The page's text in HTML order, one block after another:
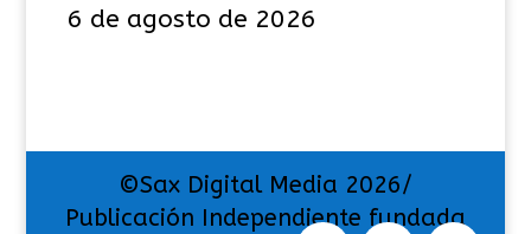
6 de agosto de 2026
©Sax Digital Media 2026/
Publicación Independiente fundada